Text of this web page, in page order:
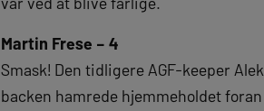
Martin Frese – 4
Smask! Den tidligere AGF-keeper
backen hamrede hjemmeholdet